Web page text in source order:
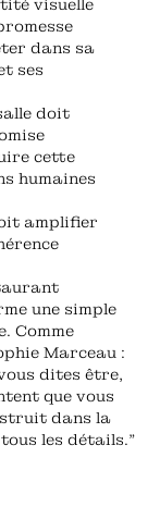
visuelle
dans sa
ses
doit
cette
humaines
amplifier
une simple
Comme
Marceau :
dites être,
que vous
dans la
les détails."